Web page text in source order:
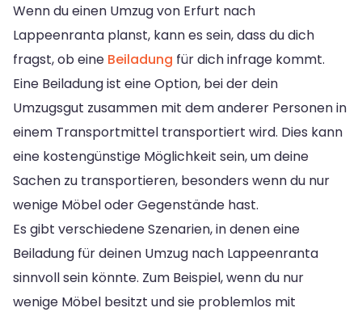
Wenn du einen Umzug von Erfurt nach
Lappeenranta planst, kann es sein, dass du dich
fragst, ob eine Beiladung für dich infrage kommt.
Eine Beiladung ist eine Option, bei der dein
Umzugsgut zusammen mit dem anderer Personen in
einem Transportmittel transportiert wird. Dies kann
eine kostengünstige Möglichkeit sein, um deine
Sachen zu transportieren, besonders wenn du nur
wenige Möbel oder Gegenstände hast.
Es gibt verschiedene Szenarien, in denen eine
Beiladung für deinen Umzug nach Lappeenranta
sinnvoll sein könnte. Zum Beispiel, wenn du nur
wenige Möbel besitzt und sie problemlos mit